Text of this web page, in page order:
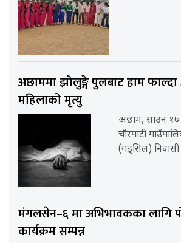
अछाममा झोलुङ्गे पुलबाट हाम फाल्दा
महिलाको मृत्यु
अछाम, साउन
चौरपाटी
(गड्सिल)
मंगलसेन–६ मा अभिभावकका लागि
कार्यक्रम सम्पन्न